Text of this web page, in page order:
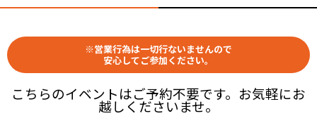
※営業行為は一切行ないませんので
安心してご参加ください。
こちらのイベントはご予約不要です。お気軽にお
越しくださいませ。